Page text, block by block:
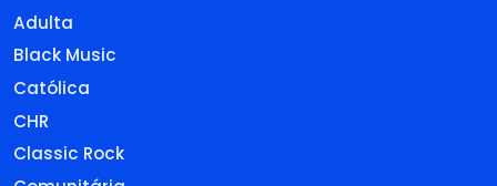
Adulta
Black Music
Católica
CHR
Classic Rock